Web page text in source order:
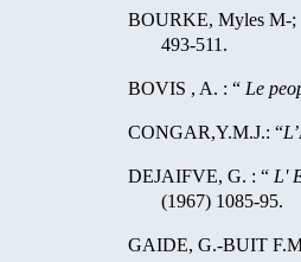
BOURKE, Myles M-;
493-511.
BOVIS , A. : “ Le
CONGAR,Y.M.J.: “
DEJAIFVE, G. : “ L'
(1967) 1085-95.
GAIDE, G.-BUIT